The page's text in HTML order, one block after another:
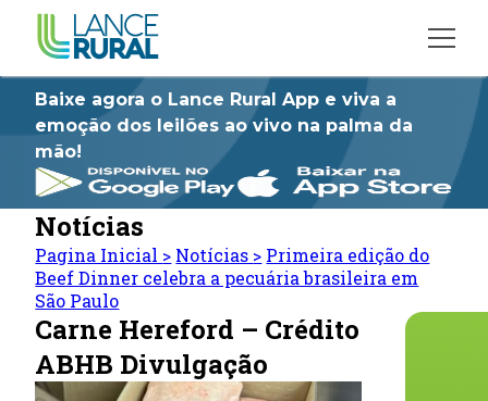
Baixe agora o Lance Rural App e viva a
emoção dos leilões ao vivo na palma da
mão!
Notícias
Pagina Inicial > Notícias > Primeira edição do
Beef Dinner celebra a pecuária brasileira em
São Paulo
Carne Hereford – Crédito
ABHB Divulgação